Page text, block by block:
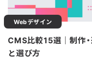
Webデザイン
CMS比較15選｜制作
と選び方